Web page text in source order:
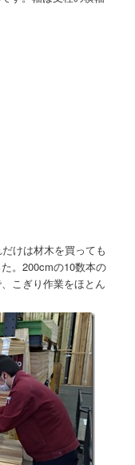
けは材木を買っても
。200cmの10数本の
こぎり作業をほとん